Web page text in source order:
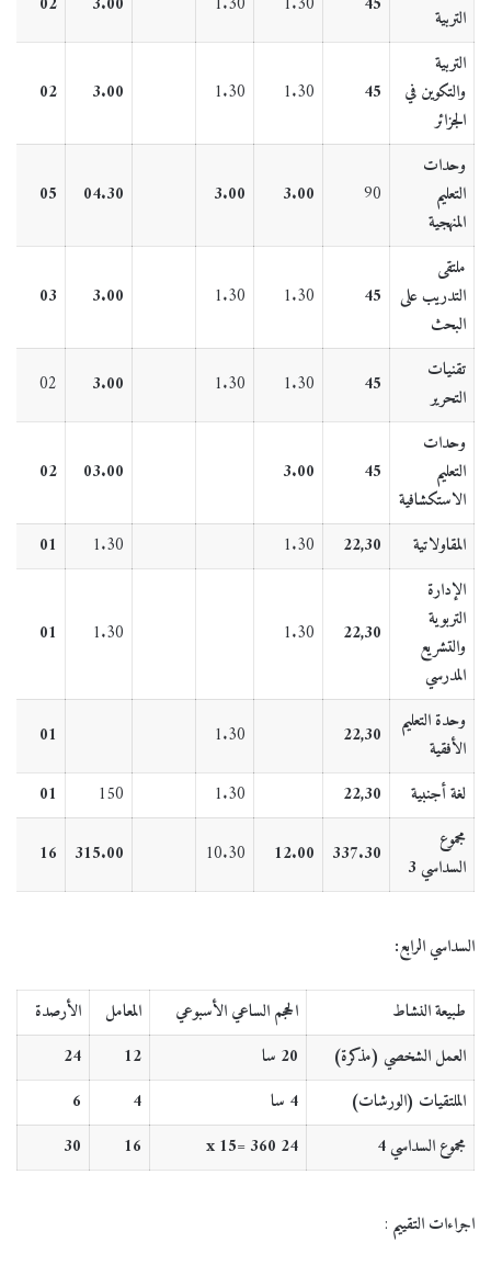
التربية
التربية
والتكوين في
الجزائر
45
1.30
1.30
3.00
02
وحدات
التعليم
المنهجية
90
3.00
3.00
04.30
05
ملتقى
التدريب على
البحث
45
1.30
1.30
3.00
03
تقنيات
التحرير
45
1.30
1.30
3.00
02
وحدات
التعليم
الاستكشافية
45
3.00
03.00
02
المقاولاتية 22,30
1.30
1.30
01
الإدارة
التربوية
والتشريع
المدرسي
22,30
1.30
1.30
01
وحدة التعليم
الأفقية
22,30
1.30
01
لغة أجنبية
22,30
1.30
150
01
مجموع
السداسي 3
337.30
12.00
10.30
315.00
16
السداسي الرابع:
طبيعة النشاط الحجم الساعي الأسبوعي المعامل
الأرصدة
العمل الشخصي (مذكرة)
20 سا 12
24
الملتقيات (الورشات)
4 سا 4
6
مجموع السداسي 4
24
x15= 360
16
30
اجراءات التقييم :